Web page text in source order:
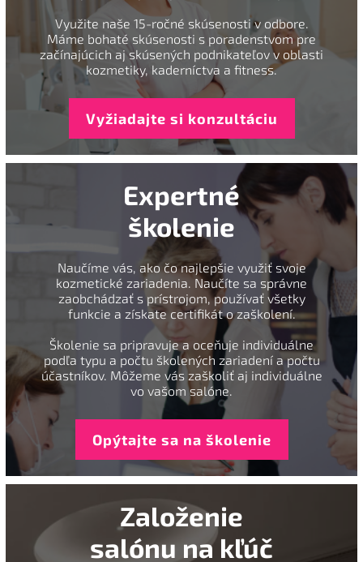
Využite naše 15-ročné skúsenosti v odbore.
Máme bohaté skúsenosti s poradenstvom pre
začínajúcich aj skúsených podnikateľov v oblasti
kozmetiky, kaderníctva a fitness.
Vyžiadajte si konzultáciu
Expertné
školenie
Naučíme vás, ako čo najlepšie využiť svoje
kozmetické zariadenia. Naučíte sa správne
zaobchádzať s prístrojom, používať všetky
funkcie a získate certifikát o zaškolení.
Školenie sa pripravuje a oceňuje individuálne
podľa typu a počtu školených zariadení a počtu
účastníkov. Môžeme vás zaškoliť aj individuálne
vo vašom salóne.
Opýtajte sa na školenie
Založenie
salónu na kľúč